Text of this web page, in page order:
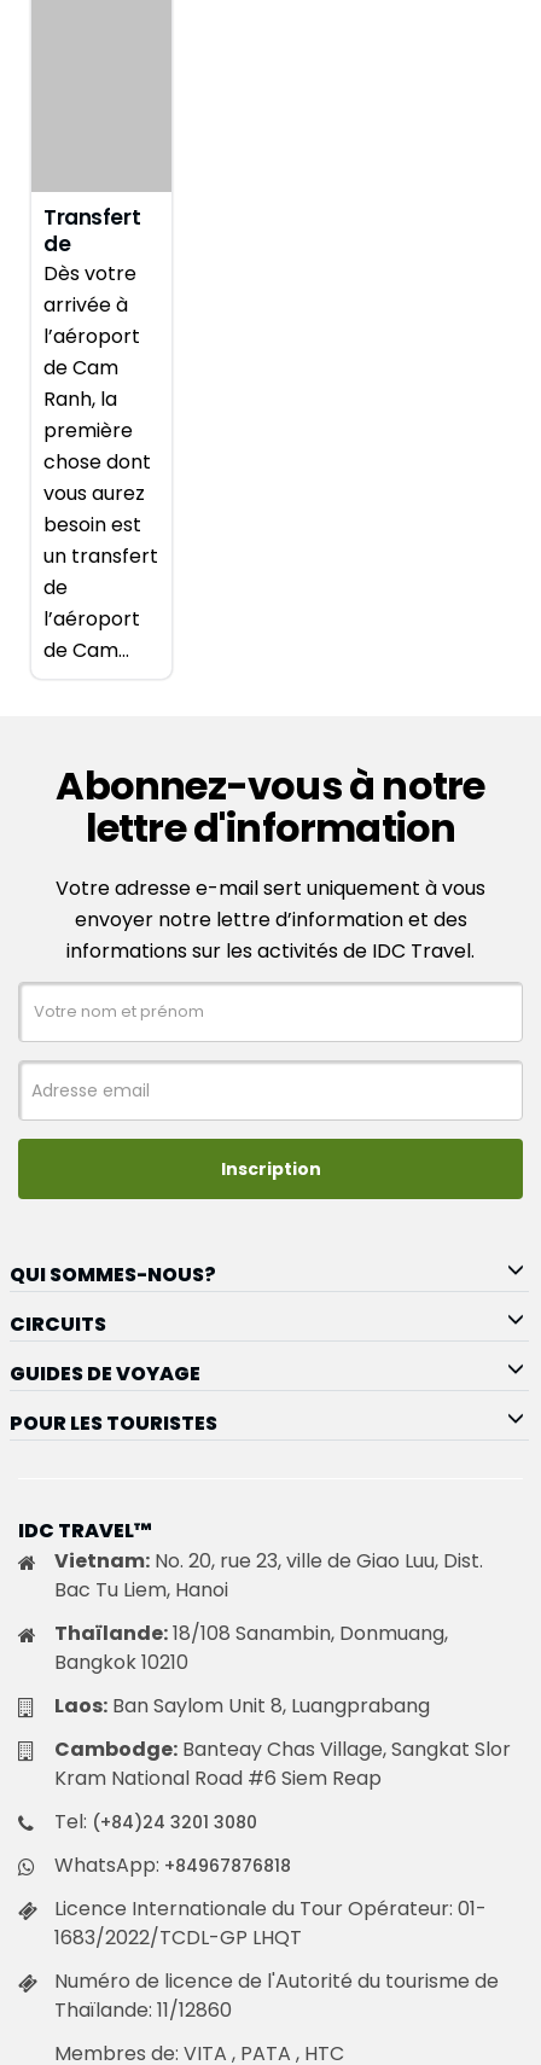
Transfert
de
l’aéroport
de Cam
Ranh, Nha
Trang
Dès votre
arrivée à
l’aéroport
de Cam
Ranh, la
première
chose dont
vous aurez
besoin est
un transfert
de
l’aéroport
de Cam...
Abonnez-vous à notre
lettre d'information
Votre adresse e-mail sert uniquement à vous
envoyer notre lettre d’information et des
informations sur les activités de IDC Travel.
Inscription
QUI SOMMES-NOUS?
CIRCUITS
GUIDES DE VOYAGE
POUR LES TOURISTES
IDC TRAVEL™
Vietnam: No. 20, rue 23, ville de Giao Luu, Dist.
Bac Tu Liem, Hanoi
Thaïlande:18/108 Sanambin, Donmuang,
Bangkok 10210
Laos: Ban Saylom Unit 8, Luangprabang
Cambodge: Banteay Chas Village, Sangkat Slor
Kram National Road #6 Siem Reap
Tel: (+84)24 3201 3080
WhatsApp: +84967876818
Licence Internationale du Tour Opérateur: 01-
1683/2022/TCDL-GP LHQT
Numéro de licence de l'Autorité du tourisme de
Thaïlande: 11/12860
Membres de: VITA , PATA , HTC